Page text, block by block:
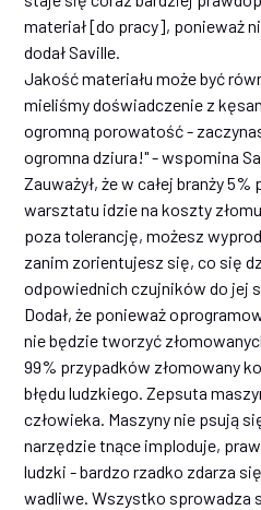
materiał [do pracy], ponieważ
dodał Saville.
Jakość materiału może być
mieliśmy doświadczenie z
ogromną porowatość -
ogromna dziura!" - wspomina
Zauważył, że w całej branży
warsztatu idzie na koszty
poza tolerancję, możesz
zanim zorientujesz się, co się
odpowiednich czujników do jej
Dodał, że ponieważ
nie będzie tworzyć
99% przypadków złomowany
błędu ludzkiego. Zepsuta
człowieka. Maszyny nie psują
narzędzie tnące imploduje,
ludzki - bardzo rzadko zdarza
wadliwe. Wszystko sprowadza